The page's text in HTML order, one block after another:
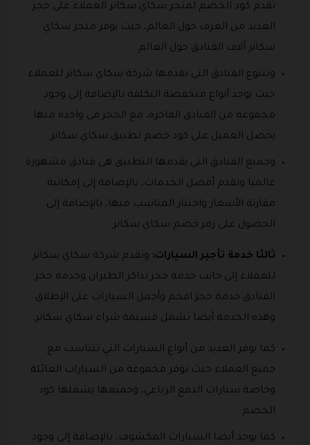
تقدم كود الخصم لمتجر سكاي سكانر العملاء على حجز
العديد من الغرف حول العالم، حيث يوفر متجر سكاي
سكانر آلاف الفنادق حول العالم.
وتتنوع الفنادق التي تقدمها شركة سكاي سكانر للعملاء
حيث يوجد أنواع منخفضة التكلفة بالإضافة إلى وجود
مجموعة من الفنادق الفاخرة، مع الحجز في واحدة منها
يحصل العميل على كود خصم تطبيق سكاي سكانر.
وجميع الفنادق التي يقدمها التطبيق هي فنادق مشهورة
عالميا وتقدم أفضل الخدمات، بالإضافة إلى إمكانية
مقارنة الأسعار واختيار المناسب منها، بالإضافة إلى
الحصول على رمز خصم سكاي سكانر.
ثالثا خدمة تأجير السيارات: وتقدم شركة سكاي سكانر
للعملاء إلى جانب خدمة حجز تذاكر الطيران وخدمة حجز
الفنادق خدمة حجز افخم وأجمل السيارات على الإطلاق
وهذه الخدمة أيضا تشمل قسيمة شراء سكاي سكانر.
كما يوفر العديد من أنواع السيارات التي تتناسب مع
جميع العملاء حيث توفر مجموعة من السيارات العائلة
وخاصة سيارات الدفع الرباعي، وجميعها يشملها كود
الخصم .
كما يوجد أيضا السيارات المكشوف، بالإضافة إلى وجود